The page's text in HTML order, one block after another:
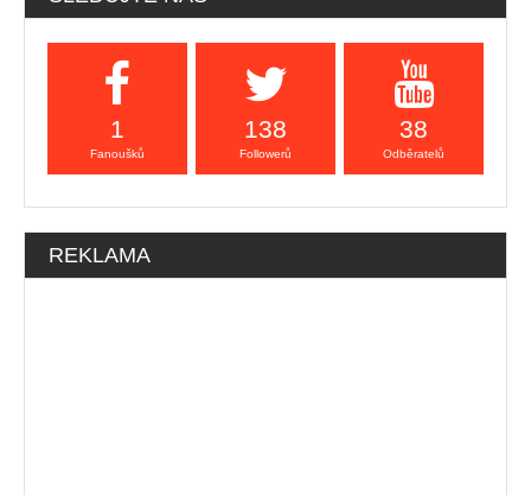
1
Fanoušků
138
Followerů
38
Odběratelů
REKLAMA